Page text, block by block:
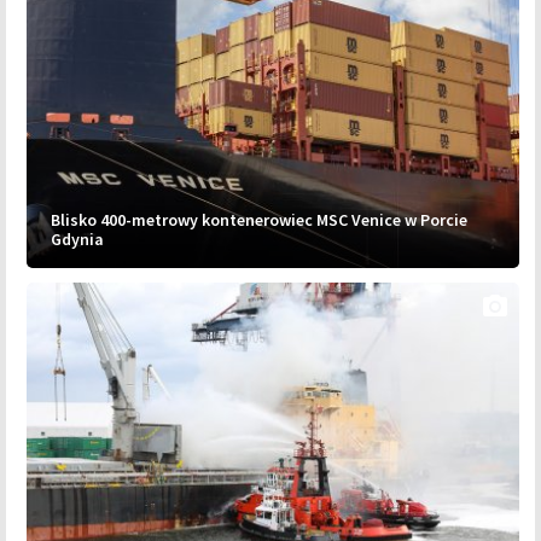
Blisko 400-metrowy kontenerowiec MSC Venice w Porcie
Gdynia